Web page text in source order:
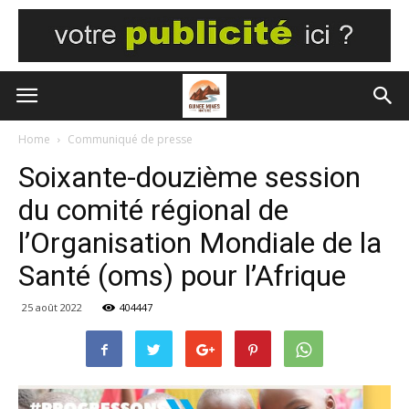
Home Communiqué de presse
Soixante-douzième session
du comité régional de
l’Organisation Mondiale de la
Santé (oms) pour l’Afrique
25 août 2022 404447